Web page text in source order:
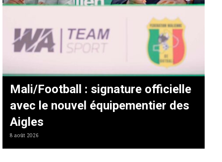
Mali/Football : signature officielle
avec le nouvel équipementier des
Aigles
8 août 2026